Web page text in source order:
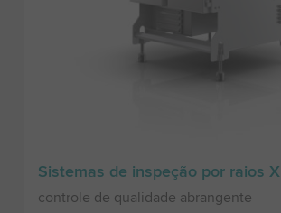
Sistemas de inspeção por raios X
controle de qualidade abrangente